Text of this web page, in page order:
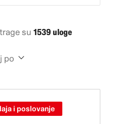
su 1539 uloge
po
i poslovanje